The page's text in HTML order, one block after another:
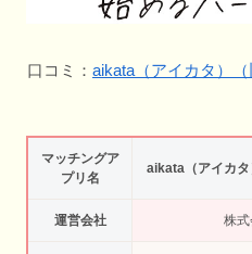
口コミ： aikata（アイカタ）（
マッチングア
プリ名
aikata（アイカタ
運営会社 株式